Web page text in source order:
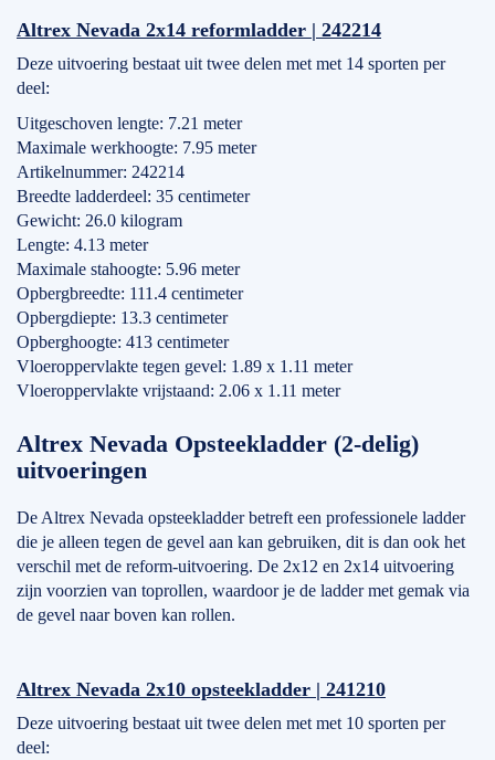
Altrex Nevada 2x14 reformladder | 242214
Deze uitvoering bestaat uit twee delen met met 14 sporten per
deel:
Uitgeschoven lengte: 7.21 meter
Maximale werkhoogte: 7.95 meter
Artikelnummer: 242214
Breedte ladderdeel: 35 centimeter
Gewicht: 26.0 kilogram
Lengte: 4.13 meter
Maximale stahoogte: 5.96 meter
Opbergbreedte: 111.4 centimeter
Opbergdiepte: 13.3 centimeter
Opberghoogte: 413 centimeter
Vloeroppervlakte tegen gevel: 1.89 x 1.11 meter
Vloeroppervlakte vrijstaand: 2.06 x 1.11 meter
Altrex Nevada Opsteekladder (2-delig)
uitvoeringen
De Altrex Nevada opsteekladder betreft een professionele ladder
die je alleen tegen de gevel aan kan gebruiken, dit is dan ook het
verschil met de reform-uitvoering. De 2x12 en 2x14 uitvoering
zijn voorzien van toprollen, waardoor je de ladder met gemak via
de gevel naar boven kan rollen.
Altrex Nevada 2x10 opsteekladder | 241210
Deze uitvoering bestaat uit twee delen met met 10 sporten per
deel: